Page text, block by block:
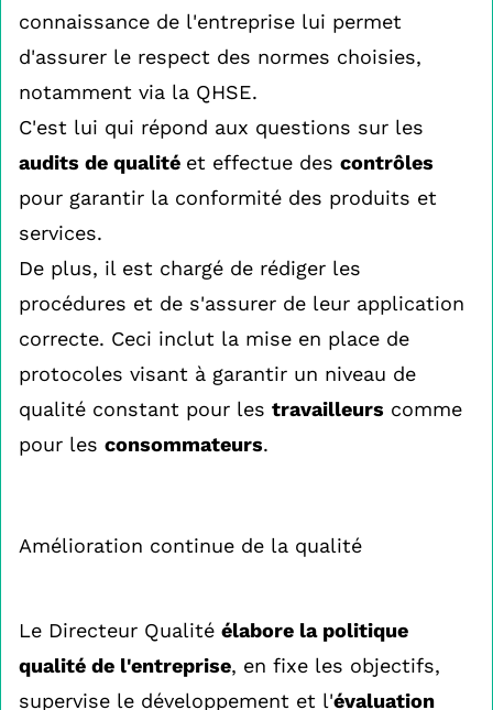
connaissance de l'entreprise lui permet
d'assurer le respect des normes choisies,
notamment via la QHSE.
C'est lui qui répond aux questions sur les
audits de qualité et effectue des contrôles
pour garantir la conformité des produits et
services.
De plus, il est chargé de rédiger les
procédures et de s'assurer de leur application
correcte. Ceci inclut la mise en place de
protocoles visant à garantir un niveau de
qualité constant pour les travailleurs comme
pour les consommateurs.
Amélioration continue de la qualité
Le Directeur Qualité élabore la politique
qualité de l'entreprise, en fixe les objectifs,
supervise le développement et l'évaluation